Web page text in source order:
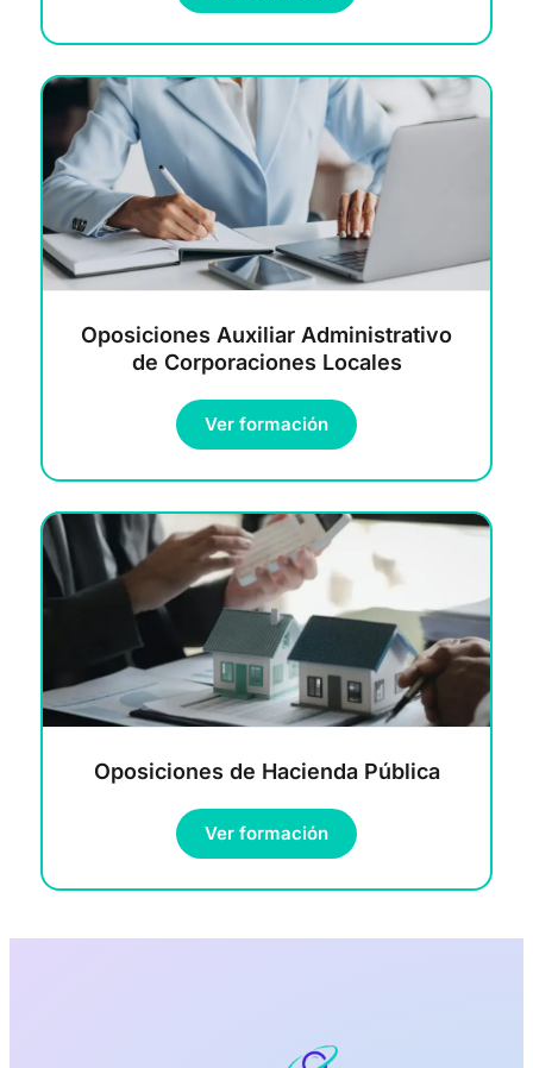
Oposiciones Auxiliar Administrativo
de Corporaciones Locales
Ver formación
Oposiciones de Hacienda Pública
Ver formación